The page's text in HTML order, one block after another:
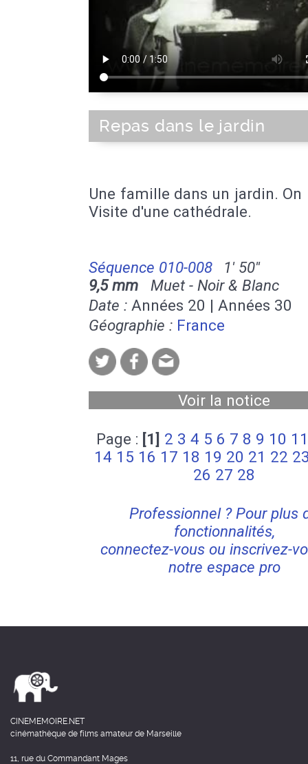
Repas dans le jardin
Une famille dans un jardin. On
Visite d'une cathédrale.
Séquence 010-008
1' 50''
9,5 mm Muet - Noir & Blanc
Date : Années 20 | Années 30
Géographie : France
Voir la notice
Page : [1] 2 3 4 5 6 7 8 9 10 11
14 15 16 17 18 19 20 21 22
26 27 28
Professionnel ? Pour plus
fonctionnalités,
connectez-vous ou inscrivez-
notre espace pro
CINEMEMOIRE.NET
cinémathèque de films amateur de Marseille
11, rue du Commandant Mages